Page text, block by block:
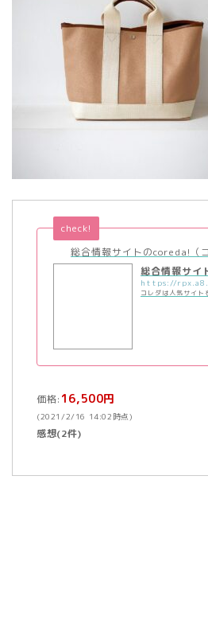
総合情報サイトのcoreda!（
check!
総合情報サイ
コレダは人気サイ
価格: 16,500円
(2021/2/16 14:02時点)
感想(2件)